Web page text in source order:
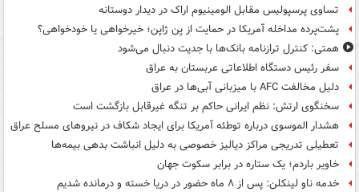
تساوی پرسپولیس مقابل الومینیوم اراک در دیدار دوستانه
پشت‌پرده مداخله آمریکا در حمایت از یِن ژاپن؛ خیرخواهی یا خودخواهی؟
همتی: کنترل ترازنامه بانک‌ها با جدیت دنبال می‌شود
سفر رئیس دستگاه اطلاعاتی عربستان به عراق
دلیل مخالفت AFC با میزبانی آبی‌ها در عراق
سخنگوی ارتش: نظم ایرانی حاکم بر تنگه غیرقابل بازگشت است
هشدار الموسوی درباره توطئه آمریکا برای ایجاد شکاف در نیروهای مسلح عراق
تعطیلی تدریجی مراکز دیالیز خصوصی به دلیل انباشت بدهی بیمه‌ها
خاویر باردم؛ یک ستاره در برابر سکوت جهان
خدمه ناو لینکلن: پس از ۸ ماه حضور در دریا خسته و درمانده‌ شدیم